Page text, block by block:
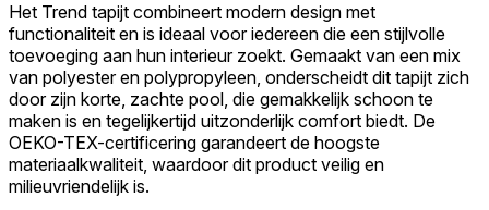
Het Trend tapijt combineert modern design met
functionaliteit en is ideaal voor iedereen die een stijlvolle
toevoeging aan hun interieur zoekt. Gemaakt van een mix
van polyester en polypropyleen, onderscheidt dit tapijt zich
door zijn korte, zachte pool, die gemakkelijk schoon te
maken is en tegelijkertijd uitzonderlijk comfort biedt. De
OEKO-TEX-certificering garandeert de hoogste
materiaalkwaliteit, waardoor dit product veilig en
milieuvriendelijk is.